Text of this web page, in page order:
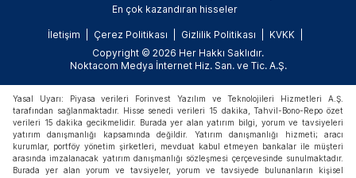
En çok kazandıran hisseler
İletişim Çerez Politikası Gizlilik Politikası
KVKK
Copyright © 2026 Her Hakkı Saklıdır.
Noktacom Medya İnternet Hiz. San. ve Tic. A.Ş.
Yasal Uyarı: Piyasa verileri Forinvest Yazılım ve Teknolojileri Hizmetleri A.Ş.
tarafından sağlanmaktadır. Hisse senedi verileri 15 dakika, Tahvil-Bono-Repo özet
verileri 15 dakika gecikmelidir. Burada yer alan yatırım bilgi, yorum ve tavsiyeleri
yatırım danışmanlığı kapsamında değildir. Yatırım danışmanlığı hizmeti; aracı
kurumlar, portföy yönetim şirketleri, mevduat kabul etmeyen bankalar ile müşteri
arasında imzalanacak yatırım danışmanlığı sözleşmesi çerçevesinde sunulmaktadır.
Burada yer alan yorum ve tavsiyeler, yorum ve tavsiyede bulunanların kişisel